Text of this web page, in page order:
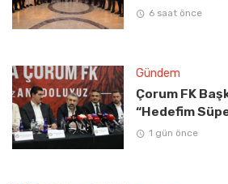
6 saat önce
Gündem
Çorum FK
“Hedefim
1 gün önce